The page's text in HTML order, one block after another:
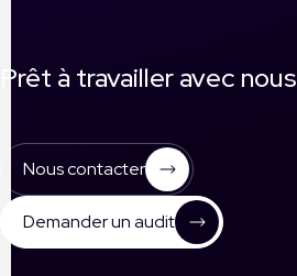
Prêt à travailler avec nous
Nous contacter
Demander un audit